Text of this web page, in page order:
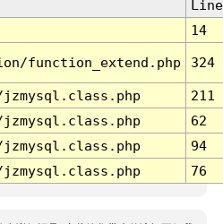
Line
14
function_extend.php 324
211
62
94
76